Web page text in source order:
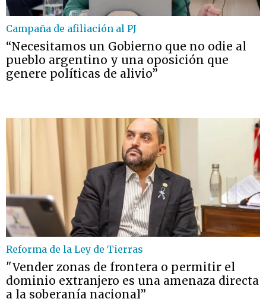
Campaña de afiliación al PJ
“Necesitamos un Gobierno que no odie al
pueblo argentino y una oposición que
genere políticas de alivio”
Reforma de la Ley de Tierras
"Vender zonas de frontera o permitir el
dominio extranjero es una amenaza directa
a la soberanía nacional”